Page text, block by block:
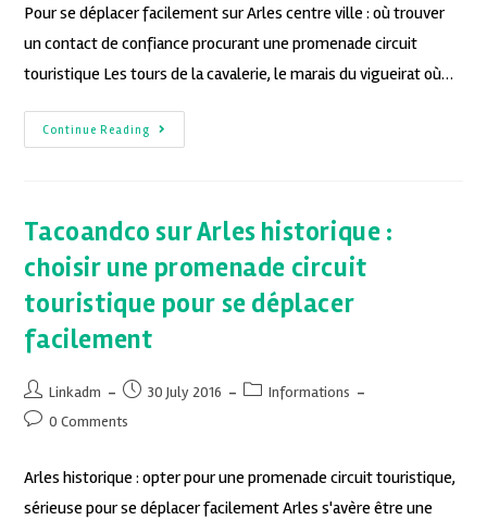
Pour se déplacer facilement sur Arles centre ville : où trouver
un contact de confiance procurant une promenade circuit
touristique Les tours de la cavalerie, le marais du vigueirat où…
Continue Reading
Tacoandco sur Arles historique :
choisir une promenade circuit
touristique pour se déplacer
facilement
Linkadm 30 July 2016
Informations
0 Comments
Arles historique : opter pour une promenade circuit touristique,
sérieuse pour se déplacer facilement Arles s'avère être une